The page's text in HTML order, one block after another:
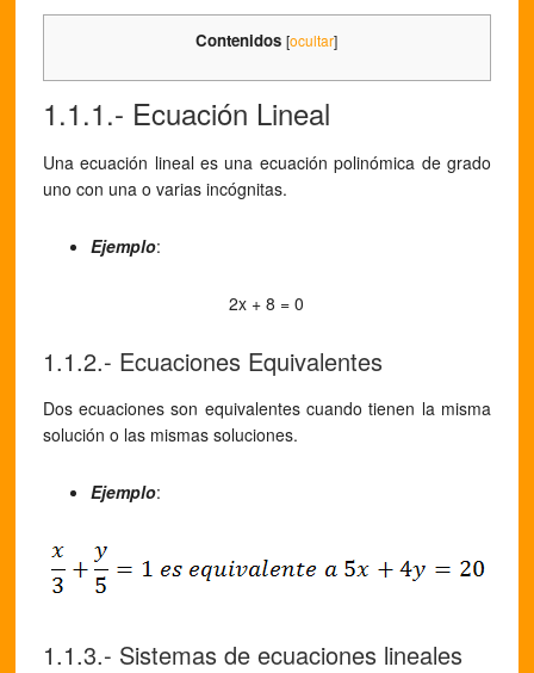
Contenidos [ocultar]
1.1.1.- Ecuación Lineal
Una ecuación lineal es una ecuación polinómica de grado
uno con una o varias incógnitas.
Ejemplo:
2x + 8 = 0
1.1.2.- Ecuaciones Equivalentes
Dos ecuaciones son equivalentes cuando tienen la misma
solución o las mismas soluciones.
Ejemplo:
1.1.3.- Sistemas de ecuaciones lineales